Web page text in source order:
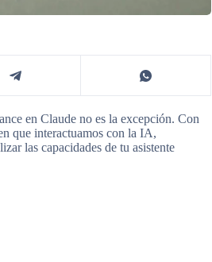
en Claude no es la excepción. Con
que interactuamos con la IA,
las capacidades de tu asistente